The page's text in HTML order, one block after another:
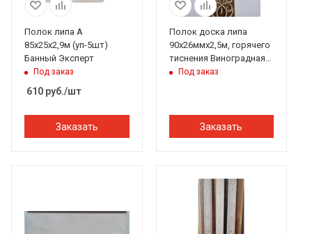
Полок липа А
85х25х2,9м (уп-5шт)
Банный Эксперт
Под заказ
610 руб./шт
Заказать
Полок доска липа
90х26ммх2,5м, горячего
тиснения Виноградная
лоза, ПЭМ
Под заказ
Заказать